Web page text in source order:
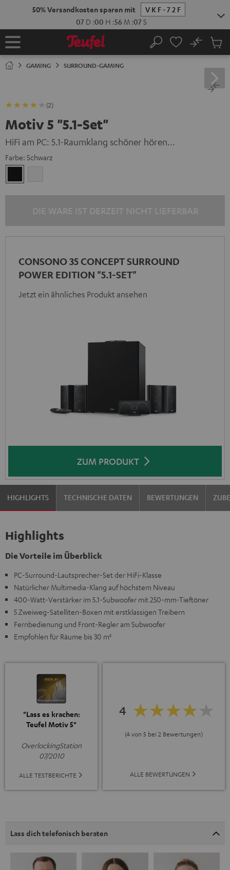
Startseite Suche
No
GAMING SURROUND-GAMING
(2)
Motiv 5 "5.1-Set"
HiFi am PC: 5.1-Raumklang schöner hören...
Farbe: Schwarz
CONSONO 35 CONCEPT SURROUND
POWER EDITION "5.1-SET"
Jetzt ein ähnliches Produkt ansehen
ZUM PRODUKT
HIGHLIGHTS TECHNISCHE DATEN BEWERTUNGEN
Highlights
Die Vorteile im Überblick
PC-Surround-Lautsprecher-Set der HiFi-Klasse
Natürlicher Multimedia-Klang auf höchstem Niveau
400-Watt-Verstärker im 5.1-Subwoofer mit 250-mm-Tieftöner
5 Zweiweg-Satelliten-Boxen mit erstklassigen Treibern
Fernbedienung und Front-Regler am Subwoofer
Empfohlen für Räume bis 30 m²
"Lass es krachen:
Teufel Motiv 5"
OverlockingStation
07/2010
ALLE TESTBERICHTE
4
(4 von 5 bei 2 Bewertungen)
ALLE BEWERTUNGEN
Lass dich telefonisch beraten